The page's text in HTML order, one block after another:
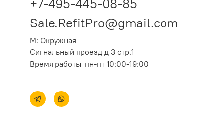
+7-495-445-08-85
Sale.RefitPro@gmail.com
М: Окружная
Сигнальный проезд д.3 стр.1
Время работы: пн-пт 10:00-19:00